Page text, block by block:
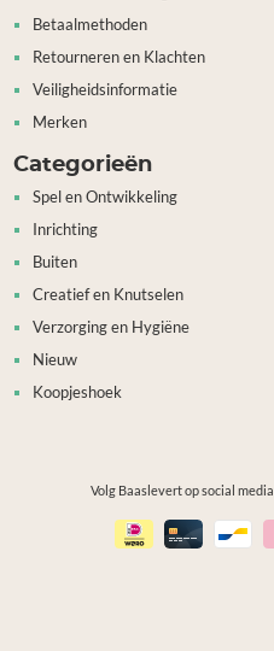
Betaalmethoden
Retourneren en Klachten
Veiligheidsinformatie
Merken
Categorieën
Spel en Ontwikkeling
Inrichting
Buiten
Creatief en Knutselen
Verzorging en Hygiëne
Nieuw
Koopjeshoek
Volg Baaslevert op social media